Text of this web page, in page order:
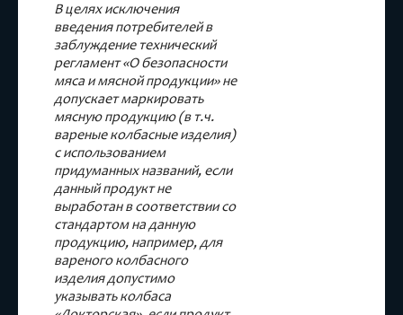
В целях исключения
введения потребителей в
заблуждение технический
регламент «О безопасности
мяса и мясной продукции» не
допускает маркировать
мясную продукцию (в т.ч.
вареные колбасные изделия)
с использованием
придуманных названий, если
данный продукт не
выработан в соответствии со
стандартом на данную
продукцию, например, для
вареного колбасного
изделия допустимо
указывать колбаса